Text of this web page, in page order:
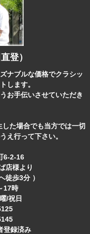
登）
ナブルな価格でクラシッ
します。
お手伝いさせていただき
た場合でも当方では一切
え行って下さい。
6-2-16
店様より
歩3分 ）
17時
/祝日
登録済み